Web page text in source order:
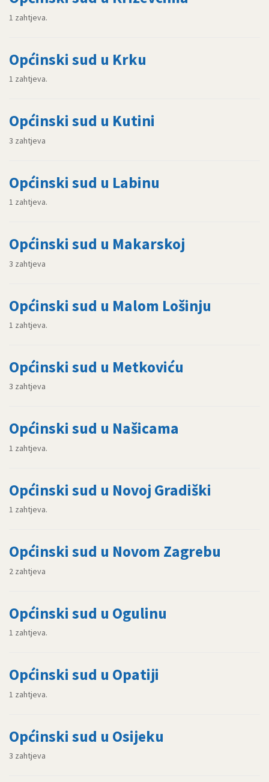
1 zahtjeva.
Općinski sud u Krku
1 zahtjeva.
Općinski sud u Kutini
3 zahtjeva
Općinski sud u Labinu
1 zahtjeva.
Općinski sud u Makarskoj
3 zahtjeva
Općinski sud u Malom Lošinju
1 zahtjeva.
Općinski sud u Metkoviću
3 zahtjeva
Općinski sud u Našicama
1 zahtjeva.
Općinski sud u Novoj Gradiški
1 zahtjeva.
Općinski sud u Novom Zagrebu
2 zahtjeva
Općinski sud u Ogulinu
1 zahtjeva.
Općinski sud u Opatiji
1 zahtjeva.
Općinski sud u Osijeku
3 zahtjeva